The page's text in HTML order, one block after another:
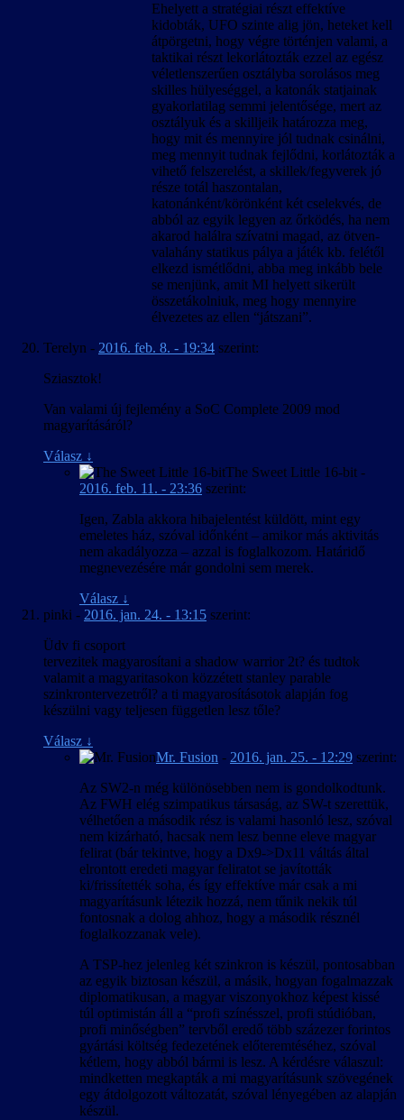
Ehelyett a stratégiai részt effektíve
kidobták, UFO szinte alig jön, heteket kell
átpörgetni, hogy végre történjen valami, a
taktikai részt lekorlátozták ezzel az egész
véletlenszerűen osztályba sorolásos meg
skilles hülyeséggel, a katonák statjainak
gyakorlatilag semmi jelentősége, mert az
osztályuk és a skilljeik határozza meg,
hogy mit és mennyire jól tudnak csinálni,
meg mennyit tudnak fejlődni, korlátozták a
vihető felszerelést, a skillek/fegyverek jó
része totál haszontalan,
katonánként/körönként két cselekvés, de
abból az egyik legyen az őrködés, ha nem
akarod halálra szívatni magad, az ötven-
valahány statikus pálya a játék kb. felétől
elkezd ismétlődni, abba meg inkább bele
se menjünk, amit MI helyett sikerült
összetákolniuk, meg hogy mennyire
élvezetes az ellen “játszani”.
Terelyn - 2016. feb. 8. - 19:34 szerint:
Sziasztok!
Van valami új fejlemény a SoC Complete 2009 mod
magyarításáról?
Válasz ↓
The Sweet Little 16-bit -
2016. feb. 11. - 23:36 szerint:
Igen, Zabla akkora hibajelentést küldött, mint egy
emeletes ház, szóval időnként – amikor más aktivitás
nem akadályozza – azzal is foglalkozom. Határidő
megnevezésére már gondolni sem merek.
Válasz ↓
pinki - 2016. jan. 24. - 13:15 szerint:
Üdv fi csoport
tervezitek magyarosítani a shadow warrior 2t? és tudtok
valamit a magyaritasokon közzétett stanley parable
szinkrontervezetről? a ti magyarosításotok alapján fog
készülni vagy teljesen független lesz tőle?
Válasz ↓
Mr. Fusion - 2016. jan. 25. - 12:29 szerint:
Az SW2-n még különösebben nem is gondolkodtunk.
Az FWH elég szimpatikus társaság, az SW-t szerettük,
vélhetően a második rész is valami hasonló lesz, szóval
nem kizárható, hacsak nem lesz benne eleve magyar
felirat (bár tekintve, hogy a Dx9->Dx11 váltás által
elrontott eredeti magyar feliratot se javították
ki/frissítették soha, és így effektíve már csak a mi
magyarításunk létezik hozzá, nem tűnik nekik túl
fontosnak a dolog ahhoz, hogy a második résznél
foglalkozzanak vele).
A TSP-hez jelenleg két szinkron is készül, pontosabban
az egyik biztosan készül, a másik, hogyan fogalmazzak
diplomatikusan, a magyar viszonyokhoz képest kissé
túl optimistán áll a “profi színésszel, profi stúdióban,
profi minőségben” tervből eredő több százezer forintos
gyártási költség fedezetének előteremtéséhez, szóval
kétlem, hogy abból bármi is lesz. A kérdésre válaszul:
mindketten megkapták a mi magyarításunk szövegének
egy átdolgozott változatát, szóval lényegében az alapján
készül.